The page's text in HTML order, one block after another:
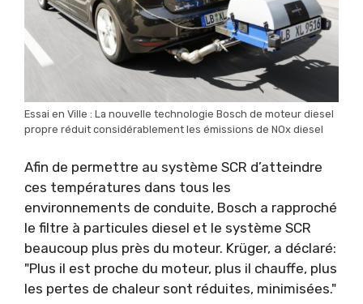
Essai en Ville : La nouvelle technologie Bosch de moteur diesel
propre réduit considérablement les émissions de NOx diesel
Afin de permettre au système SCR d’atteindre
ces températures dans tous les
environnements de conduite, Bosch a rapproché
le filtre à particules diesel et le système SCR
beaucoup plus près du moteur. Krüger, a déclaré:
"Plus il est proche du moteur, plus il chauffe, plus
les pertes de chaleur sont réduites, minimisées."